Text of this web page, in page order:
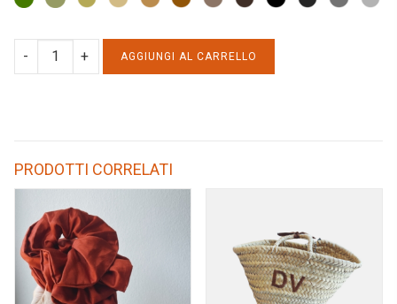
BAG
MACULATA
quantity
AGGIUNGI AL CARRELLO
PRODOTTI CORRELATI